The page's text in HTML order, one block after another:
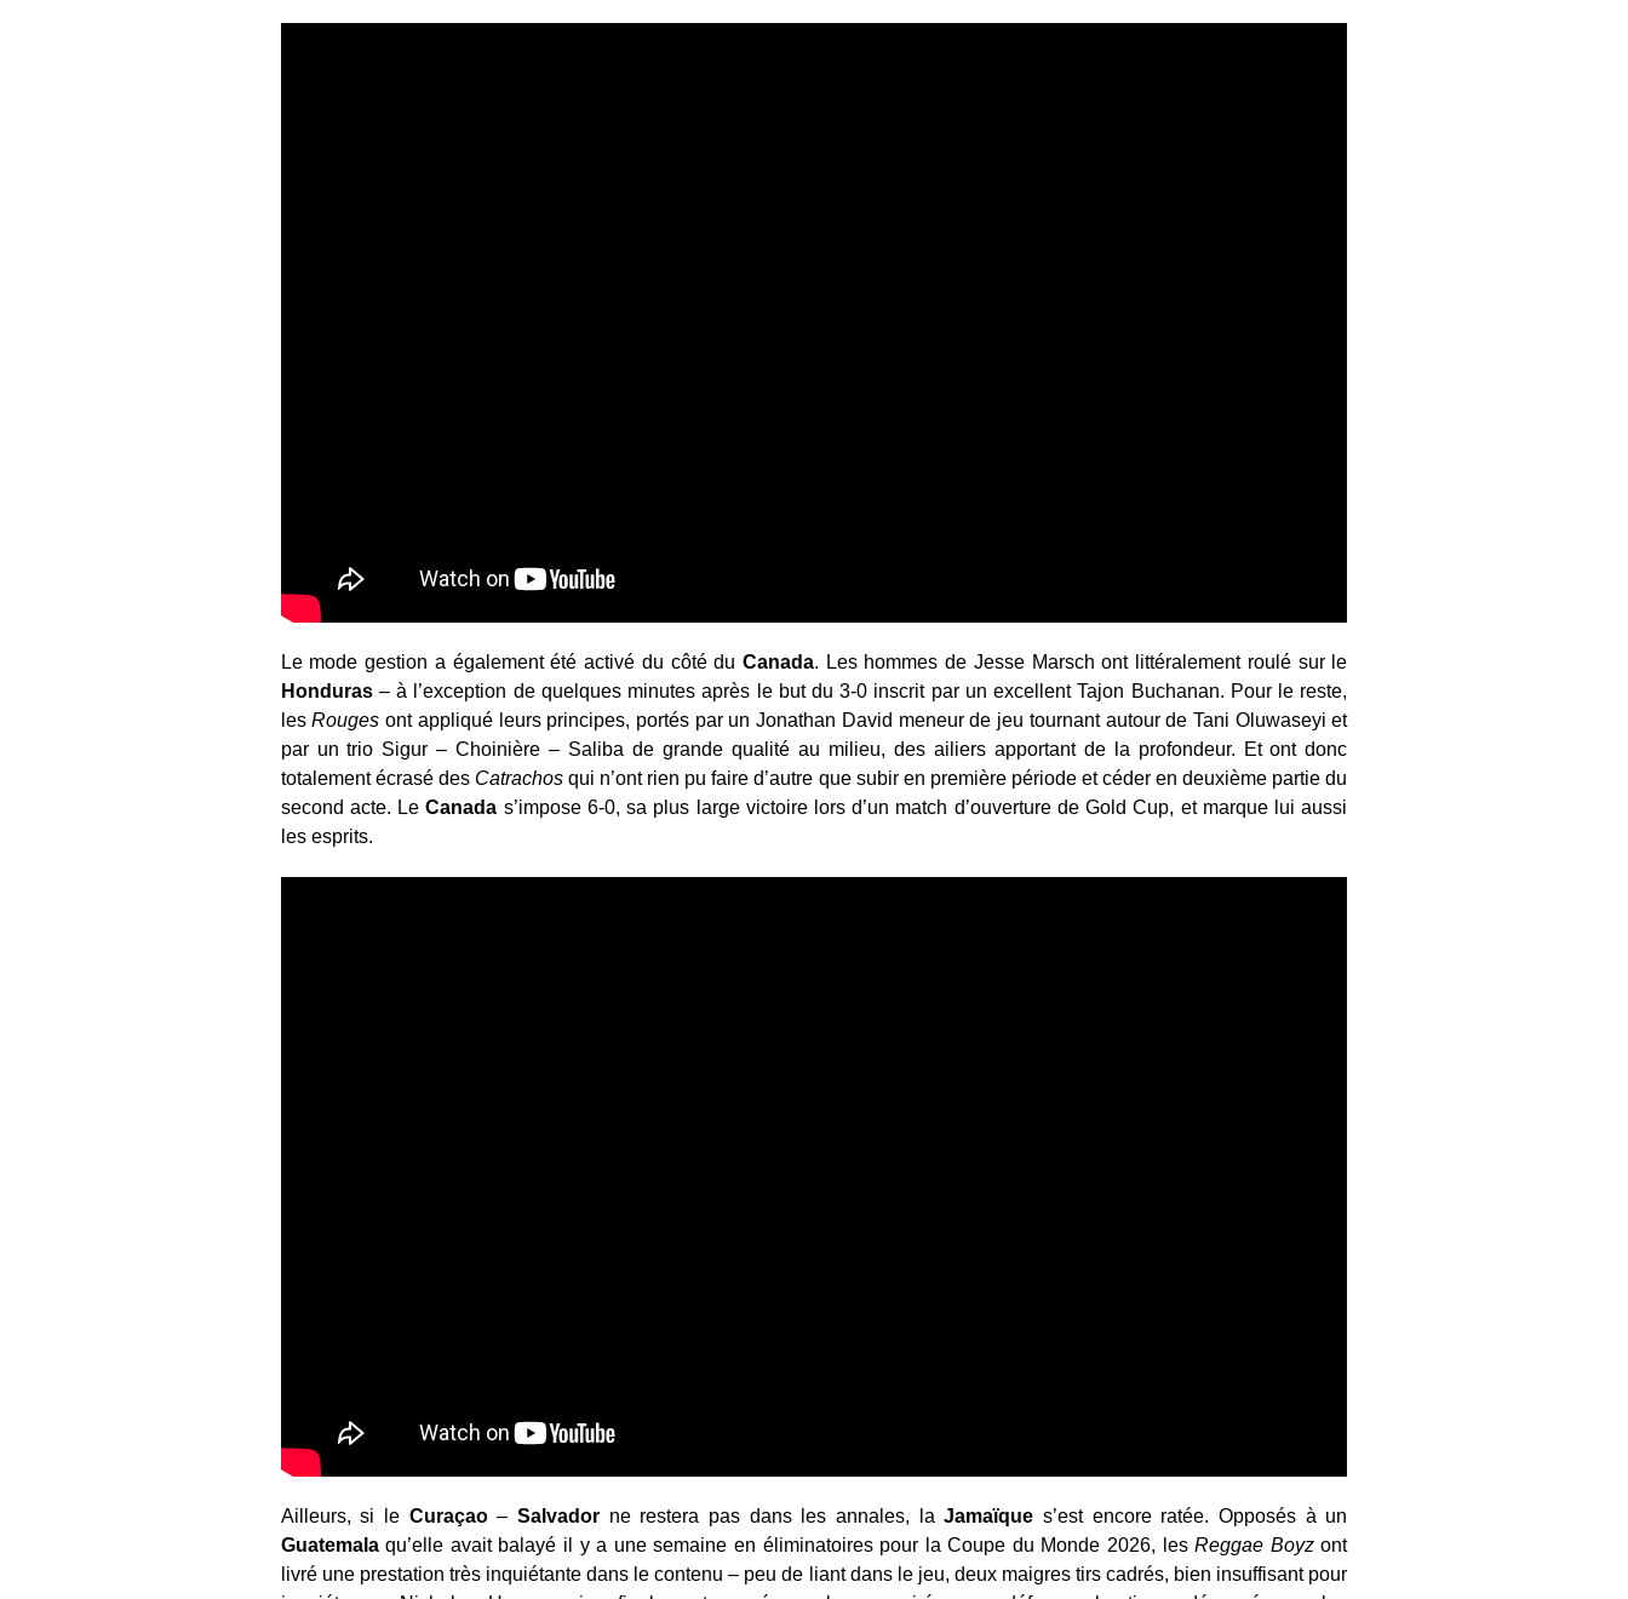
Le mode gestion a également été activé du côté du Canada. Les hommes de Jesse Marsch ont littéralement roulé sur le
Honduras– à l’exception de quelques minutes après le but du 3-0 inscrit par un excellent Tajon Buchanan. Pour le reste,
lesRouges ont appliqué leurs principes, portés par un Jonathan David meneur de jeu tournant autour de Tani Oluwaseyi et
par un trio Sigur – Choinière – Saliba de grande qualité au milieu, des ailiers apportant de la profondeur. Et ont donc
totalement écrasé des Catrachosqui n’ont rien pu faire d’autre que subir en première période et céder en deuxième partie du
second acte. LeCanada s’impose 6-0, sa plus large victoire lors d’un match d’ouverture de Gold Cup, et marque lui aussi
les esprits.
Ailleurs, si le Curaçao– Salvadorne restera pas dans les annales, laJamaïque s’est encore ratée. Opposés à un
Guatemalaqu’elle avait balayé il y a une semaine en éliminatoires pour la Coupe du Monde 2026, lesReggae Boyzont
livré une prestation très inquiétante dans le contenu – peu de liant dans le jeu, deux maigres tirs cadrés, bien insuffisant pour